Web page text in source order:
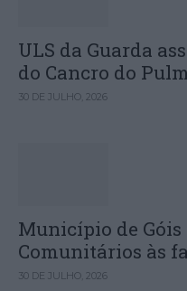
ULS da Guarda
do Cancro do
30 DE JULHO, 2026
Município de
Comunitários às
30 DE JULHO, 2026